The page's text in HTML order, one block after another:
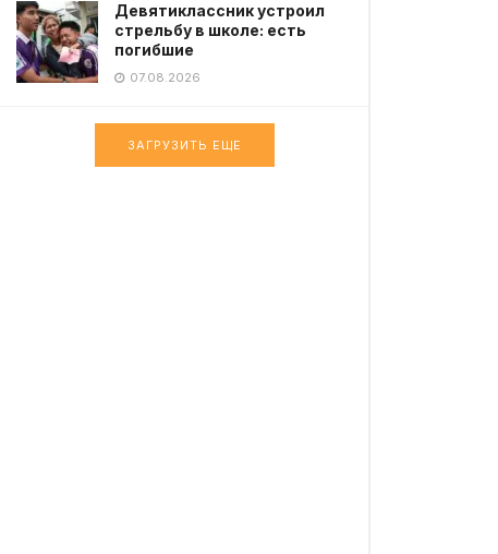
Девятиклассник устроил
стрельбу в школе: есть
погибшие
07.08.2026
ЗАГРУЗИТЬ ЕЩЕ